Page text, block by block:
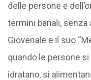
delle persone e
termini banali, senza
Giovenale e il suo
quando le persone
idratano, si